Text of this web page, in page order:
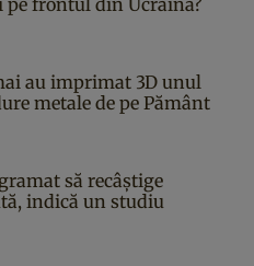
au imprimat 3D unul
metale de pe Pământ
să recâștige
indică un studiu